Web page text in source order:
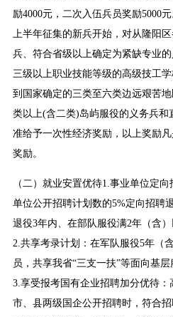
励4000元，二次入伍兵员奖励5000
上半年征集的新兵开始，对从隆阳
兵、符合省级以上确定为紧缺专业
三级以上职业技能等级的高级技工
到国家确定的三类至六类边远艰苦
类以上(含二类)岛屿服役的义务兵和
准给予一次性经济奖励，以上奖励
奖励。
（二）就业安置优待1.事业单位定
单位公开招聘计划数的5%定向招聘
退役3年内、在部队服役满2年（含
2.共享考录计划：在军队服役5年（
员，共享我省“三支一扶”等面向基
3.享受报考国有企业招聘加分优待
市、县两级国企公开招聘时，符合